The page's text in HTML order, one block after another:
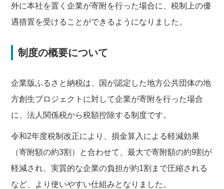
外に本社を置く企業が寄附を行った場合に、税制上の優
遇措置を受けることができるようになりました。
制度の概要について
企業版ふるさと納税は、国が認定した地方公共団体の地
方創生プロジェクトに対して企業が寄附を行った場合
に、法人関係税から税額控除する制度です。
令和2年度税制改正により、損金算入による軽減効果
（寄附額の約3割）と合わせて、最大で寄附額の約9割が
軽減され、実質的な企業の負担が約1割まで圧縮される
など、より使いやすい仕組みとなりました。